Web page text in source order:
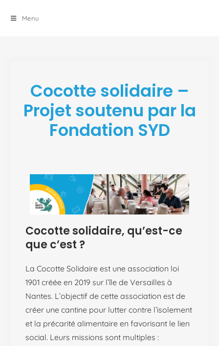
Menu
Cocotte solidaire –
Projet soutenu par la
Fondation SYD
Cocotte solidaire, qu’est-ce
que c’est ?
La Cocotte Solidaire est une association loi
1901 créée en 2019 sur l’île de Versailles à
Nantes. L’objectif de cette association est de
créer une cantine pour lutter contre l’isolement
et la précarité alimentaire en favorisant le lien
social. Leurs missions sont multiples :